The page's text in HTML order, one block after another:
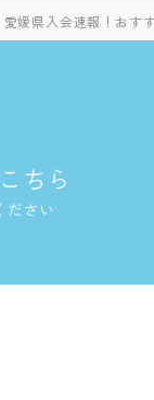
愛媛県入会速報！おす
ちら
ださい